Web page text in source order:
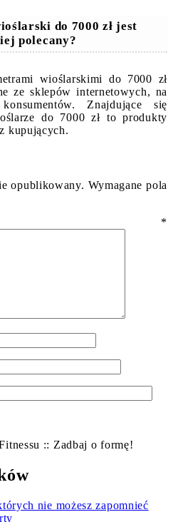
do 7000 zł jest
polecany?
wioślarskimi do 7000 zł
ze sklepów internetowych, na
Znajdujące się
do 7000 zł to produkty
kupujących.
opublikowany. Wymagane pola
*
:: Zadbaj o formę!
nie możesz zapomnieć